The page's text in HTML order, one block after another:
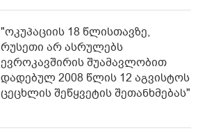
"ოკუპაციის 18 წლისთავზე,
რუსეთი არ ასრულებს
ევროკავშირის შუამავლობით
დადებულ 2008 წლის 12 აგვისტოს
ცეცხლის შეწყვეტის შეთანხმებას"